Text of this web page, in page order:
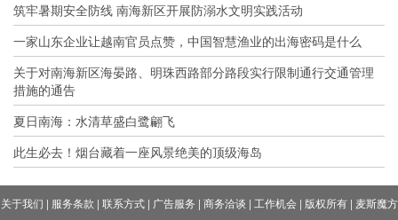
筑牢暑期安全防线 南海新区开展防溺水文明实践活动
一家山东企业让越南官员点赞，中国智慧渔业的出海密码是什么
关于对南海新区海晏路、明珠西路部分路段实行限制通行交通管理
措施的通告
夏日南海：水清草盛白鹭翩飞
此生必去！烟台藏着一座风景绝美的顶级海岛
关于我们 | 服务条款 | 联系方式| 广告服务 | 商务洽谈 | 工作机会| 版权所有| 麦斯魔方